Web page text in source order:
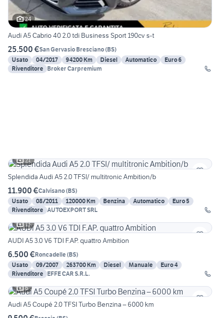
24
Audi A5 Cabrio 40 2.0 tdi Business Sport 190cv s-t
25.500 €San Gervasio Bresciano(BS)
Usato
04/2017 94200 Km Diesel Automatico
Euro 6
Rivenditore Broker Carpremium
21
Splendida Audi A5 2.0 TFSI/ multitronic Ambition/b
11.900 €Calvisano(BS)
Usato
08/2011 120000 Km Benzina Automatico
Euro 5
Rivenditore AUTOEXPORT SRL
13
AUDI A5 3.0 V6 TDI F.AP. quattro Ambition
6.500 €Roncadelle(BS)
Usato
09/2007 263700 Km Diesel Manuale
Euro 4
Rivenditore EFFE CAR S.R.L.
6
Audi A5 Coupé 2.0 TFSI Turbo Benzina – 6000 km